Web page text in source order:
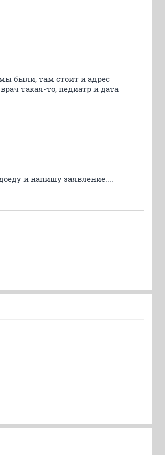
были, там стоит и адрес
такая-то, педиатр и дата
и напишу заявление....